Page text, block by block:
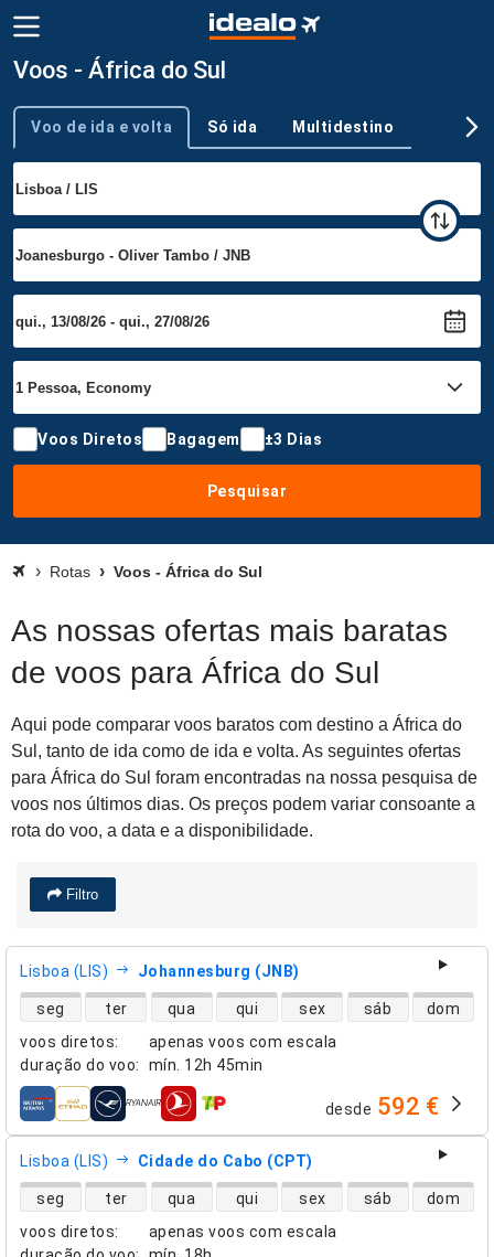
Voos - África do Sul
Tipo de viagem
Voo de ida e volta Só ida Multidestino
Voos Diretos Bagagem ±3 Dias
Pesquisar
Rotas Voos - África do Sul
As nossas ofertas mais baratas
de voos para África do Sul
Aqui pode comparar voos baratos com destino a África do
Sul, tanto de ida como de ida e volta. As seguintes ofertas
para África do Sul foram encontradas na nossa pesquisa de
voos nos últimos dias. Os preços podem variar consoante a
rota do voo, a data e a disponibilidade.
Filtro
Lisboa (LIS) Johannesburg (JNB)
voos diretos:
apenas voos com escala
duração do voo: mín. 12h 45min
disponibilidade de voos diretos
seg ter qua qui sex sáb dom
companhias aéreas desde 592 €
Lisboa (LIS) Cidade do Cabo (CPT)
voos diretos:
apenas voos com escala
disponibilidade de voos diretos
seg ter qua qui sex sáb dom